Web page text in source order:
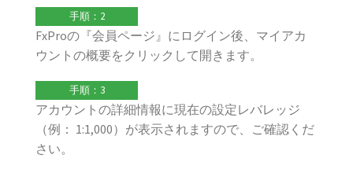
手順：2
FxProの『会員ページ』にログイン後、マイアカ
ウントの概要をクリックして開きます。
手順：3
アカウントの詳細情報に現在の設定レバレッジ
（例： 1:1,000）が表示されますので、ご確認くだ
さい。